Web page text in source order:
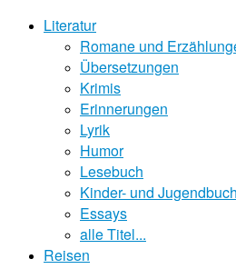
Literatur
Romane und
Übersetzungen
Krimis
Erinnerungen
Lyrik
Humor
Lesebuch
Kinder- und Jugendbuch
Essays
alle Titel...
Reisen